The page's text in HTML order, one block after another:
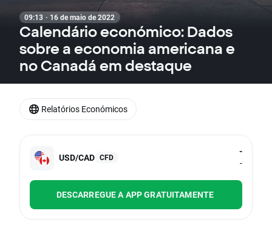
09:13 · 16 de maio de 2022
Calendário económico: Dados
sobre a economia americana e
no Canadá em destaque
USD/CAD CFD
-
-
DESCARREGUE A APP GRATUITAMENTE
Relatórios Económicos